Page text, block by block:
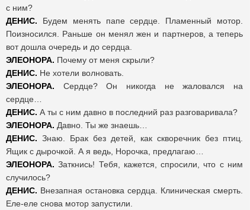
с ним?
ДЕНИС. Будем менять папе сердце. Пламенный мотор.
Поизносился. Раньше он менял жен и партнеров, а теперь
вот дошла очередь и до сердца.
ЭЛЕОНОРА. Почему от меня скрыли?
ДЕНИС. Не хотели волновать.
ЭЛЕОНОРА. Сердце? Он никогда не жаловался на
сердце…
ДЕНИС. А ты с ним давно в последний раз разговаривала?
ЭЛЕОНОРА. Давно. Ты же знаешь…
ДЕНИС. Знаю. Брак без детей, как скворечник без птиц.
Ящик с дырочкой. А я ведь, Норочка, предлагаю…
ЭЛЕОНОРА. Заткнись! Тебя, кажется, спросили, что с ним
случилось?
ДЕНИС. Внезапная остановка сердца. Клиническая смерть.
Еле-еле снова мотор запустили.